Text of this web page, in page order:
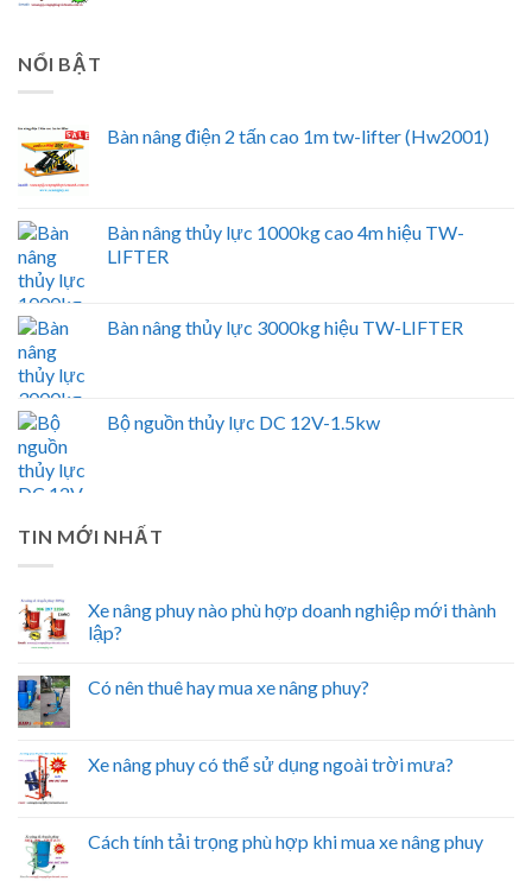
NỔI BẬT
Bàn nâng điện 2 tấn cao 1m tw-lifter (Hw2001)
Bàn nâng thủy lực 1000kg cao 4m hiệu TW-
LIFTER
Bàn nâng thủy lực 3000kg hiệu TW-LIFTER
Bộ nguồn thủy lực DC 12V-1.5kw
TIN MỚI NHẤT
Xe nâng phuy nào phù hợp doanh nghiệp mới thành
lập?
Có nên thuê hay mua xe nâng phuy?
Xe nâng phuy có thể sử dụng ngoài trời mưa?
Cách tính tải trọng phù hợp khi mua xe nâng phuy